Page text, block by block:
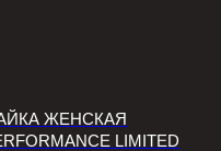
ЖЕНСКАЯ
LIMITED